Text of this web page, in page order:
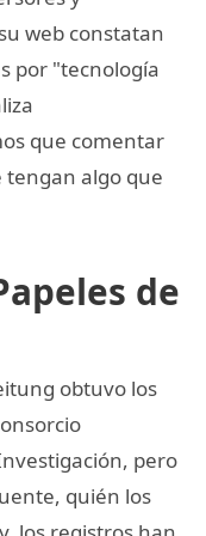
web constatan
por "tecnología
que comentar
tengan algo que
de
obtuvo los
pero
quién los